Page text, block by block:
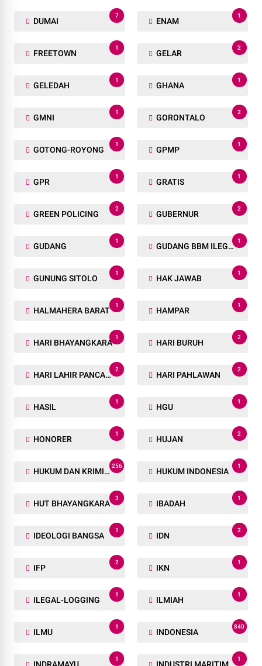
DUMAI
7
ENAM
1
FREETOWN
1
GELAR
2
GELEDAH
1
GHANA
1
GMNI
1
GORONTALO
2
GOTONG-ROYONG
1
GPMP
1
GPR
1
GRATIS
1
GREEN POLICING
2
GUBERNUR
2
GUDANG
1
GUDANG BBM ILEGAL
1
GUNUNG SITOLO
1
HAK JAWAB
1
HALMAHERA BARAT
1
HAMPAR
1
HARI BHAYANGKARA
1
HARI BURUH
2
HARI LAHIR PANCASILA
2
HARI PAHLAWAN
2
HASIL
1
HGU
1
HONORER
1
HUJAN
2
HUKUM DAN KRIMINAL
256
HUKUM INDONESIA
1
HUT BHAYANGKARA
3
IBADAH
1
IDEOLOGI BANGSA
1
IDN
2
IFP
2
IKN
1
ILEGAL-LOGGING
1
ILMIAH
1
ILMU
1
INDONESIA
840
1 1